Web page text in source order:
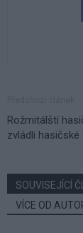
Rožmitálští
zvládli hasičské
SOUVISEJÍCÍ
VÍCE OD